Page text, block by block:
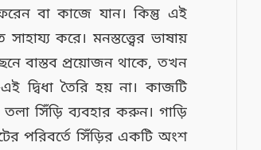
বা কাজে যান। কিন্তু এই
করে। মনস্তত্ত্বের ভাষায়
বাস্তব প্রয়োজন থাকে, তখন
দ্বিধা তৈরি হয় না। কাজটি
সিঁড়ি ব্যবহার করুন। গাড়ি
পরিবর্তে সিঁড়ির একটি অংশ